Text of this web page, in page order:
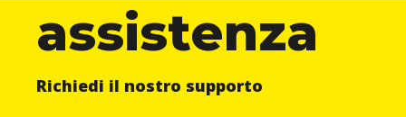
assistenza
Richiedi il nostro supporto